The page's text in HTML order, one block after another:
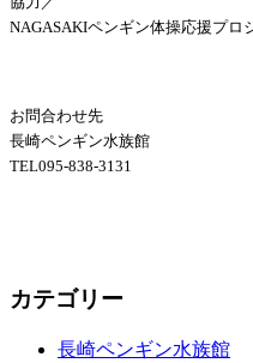
NAGASAKIペンギン体操応援プロ
お問合わせ先
長崎ペンギン水族館
TEL095-838-3131
カテゴリー
長崎ペンギン水族館